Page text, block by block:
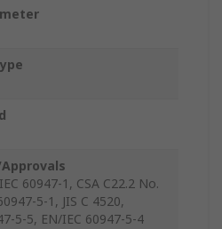
60947-1, CSA C22.2 No.
5-1, JIS C 4520,
5-5, EN/IEC 60947-5-4